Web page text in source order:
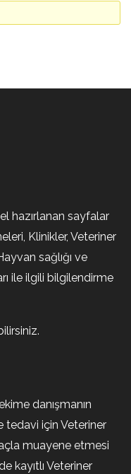
hazırlanan sayfalar
Klinikler, Veteriner
sağlığı ve
ile ilgili bilgilendirme
danışmanın
tedavi için Veteriner
muayene etmesi
kayıtlı Veteriner